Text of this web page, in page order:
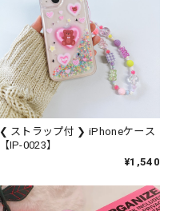
❮ ストラップ付 ❯ iPhoneケース
【IP-0023】
¥1,540